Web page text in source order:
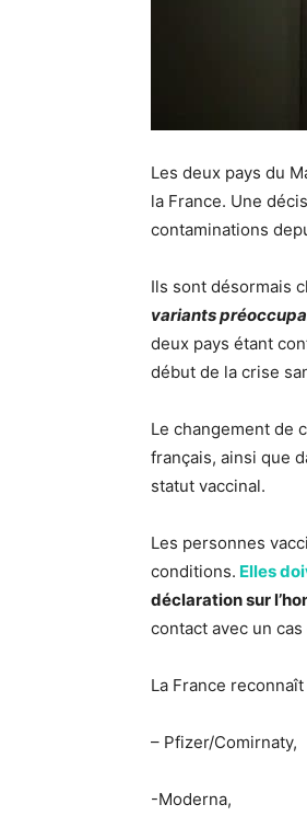
Les deux pays du
la France. Une
contaminations
Ils sont désormais
variants
deux pays étant
début de la crise
Le changement de
français, ainsi que
statut vaccinal.
Les personnes
conditions. Elles
déclaration sur
contact avec un
La France
– Pfizer/Comirnaty,
-Moderna,